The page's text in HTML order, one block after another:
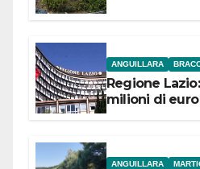
ANGUILLARA
Regione
milioni di
ANGUILLARA